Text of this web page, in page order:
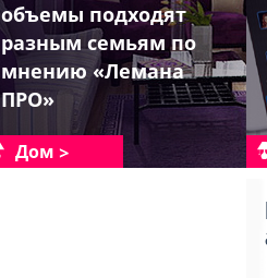
объемы подходят
разным семьям по
мнению «Лемана
ПРО»
Дом